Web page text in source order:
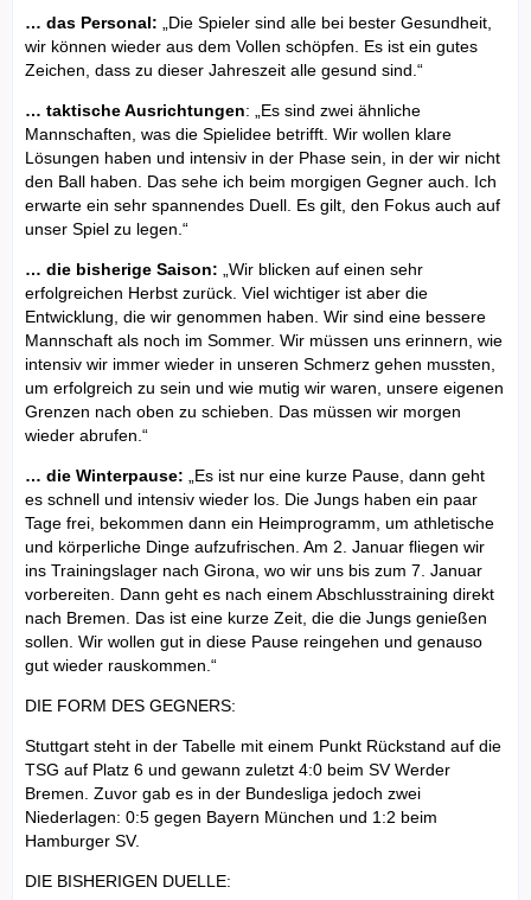
… das Personal: „Die Spieler sind alle bei bester Gesundheit,
wir können wieder aus dem Vollen schöpfen. Es ist ein gutes
Zeichen, dass zu dieser Jahreszeit alle gesund sind.“
… taktische Ausrichtungen: „Es sind zwei ähnliche
Mannschaften, was die Spielidee betrifft. Wir wollen klare
Lösungen haben und intensiv in der Phase sein, in der wir nicht
den Ball haben. Das sehe ich beim morgigen Gegner auch. Ich
erwarte ein sehr spannendes Duell. Es gilt, den Fokus auch auf
unser Spiel zu legen.“
… die bisherige Saison: „Wir blicken auf einen sehr
erfolgreichen Herbst zurück. Viel wichtiger ist aber die
Entwicklung, die wir genommen haben. Wir sind eine bessere
Mannschaft als noch im Sommer. Wir müssen uns erinnern, wie
intensiv wir immer wieder in unseren Schmerz gehen mussten,
um erfolgreich zu sein und wie mutig wir waren, unsere eigenen
Grenzen nach oben zu schieben. Das müssen wir morgen
wieder abrufen.“
… die Winterpause: „Es ist nur eine kurze Pause, dann geht
es schnell und intensiv wieder los. Die Jungs haben ein paar
Tage frei, bekommen dann ein Heimprogramm, um athletische
und körperliche Dinge aufzufrischen. Am 2. Januar fliegen wir
ins Trainingslager nach Girona, wo wir uns bis zum 7. Januar
vorbereiten. Dann geht es nach einem Abschlusstraining direkt
nach Bremen. Das ist eine kurze Zeit, die die Jungs genießen
sollen. Wir wollen gut in diese Pause reingehen und genauso
gut wieder rauskommen.“
DIE FORM DES GEGNERS:
Stuttgart steht in der Tabelle mit einem Punkt Rückstand auf die
TSG auf Platz 6 und gewann zuletzt 4:0 beim SV Werder
Bremen. Zuvor gab es in der Bundesliga jedoch zwei
Niederlagen: 0:5 gegen Bayern München und 1:2 beim
Hamburger SV.
DIE BISHERIGEN DUELLE: